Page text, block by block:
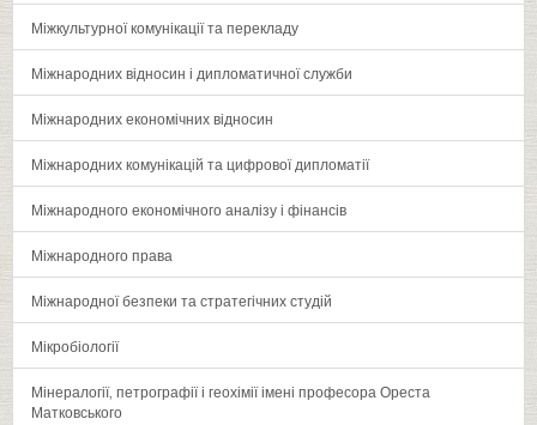
Міжкультурної комунікації та перекладу
Міжнародних відносин і дипломатичної служби
Міжнародних економічних відносин
Міжнародних комунікацій та цифрової дипломатії
Міжнародного економічного аналізу і фінансів
Міжнародного права
Міжнародної безпеки та стратегічних студій
Мікробіології
Мінералогії‚ петрографії і геохімії імені професора Ореста
Матковського